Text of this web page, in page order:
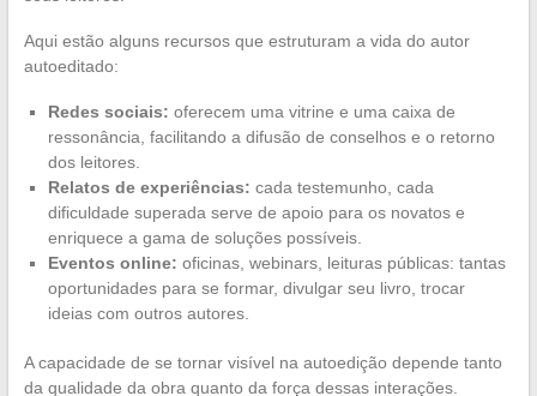
Aqui estão alguns recursos que estruturam a vida do autor
autoeditado:
Redes sociais: oferecem uma vitrine e uma caixa de
ressonância, facilitando a difusão de conselhos e o retorno
dos leitores.
Relatos de experiências: cada testemunho, cada
dificuldade superada serve de apoio para os novatos e
enriquece a gama de soluções possíveis.
Eventos online: oficinas, webinars, leituras públicas: tantas
oportunidades para se formar, divulgar seu livro, trocar
ideias com outros autores.
A capacidade de se tornar visível na autoedição depende tanto
da qualidade da obra quanto da força dessas interações.